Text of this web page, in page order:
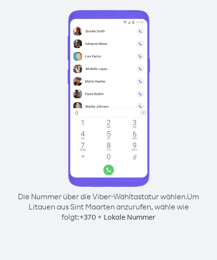
Die Nummer über die Viber-Wähltastatur wählen.Um
Litauen aus Sint Maarten anzurufen, wähle wie
folgt:+370 + Lokale Nummer